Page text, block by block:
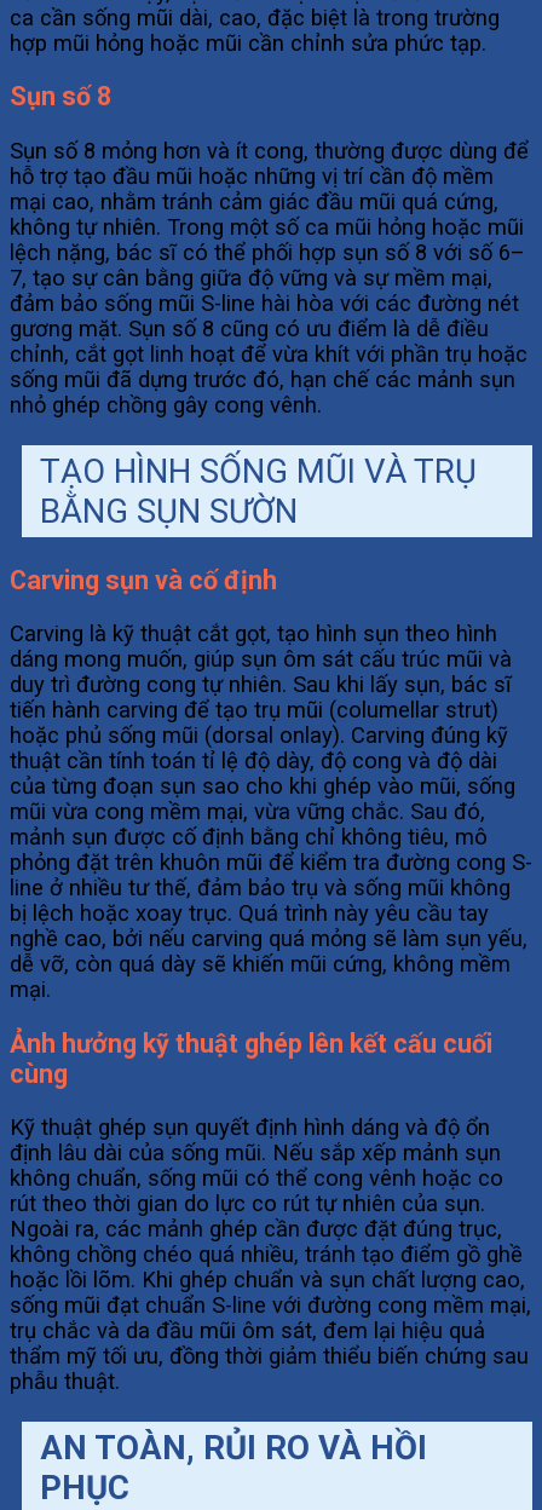
ca cần sống mũi dài, cao, đặc biệt là trong trường
hợp mũi hỏng hoặc mũi cần chỉnh sửa phức tạp.
Sụn số 8
Sụn số 8 mỏng hơn và ít cong, thường được dùng để
hỗ trợ tạo đầu mũi hoặc những vị trí cần độ mềm
mại cao, nhằm tránh cảm giác đầu mũi quá cứng,
không tự nhiên. Trong một số ca mũi hỏng hoặc mũi
lệch nặng, bác sĩ có thể phối hợp sụn số 8 với số 6–
7, tạo sự cân bằng giữa độ vững và sự mềm mại,
đảm bảo sống mũi S-line hài hòa với các đường nét
gương mặt. Sụn số 8 cũng có ưu điểm là dễ điều
chỉnh, cắt gọt linh hoạt để vừa khít với phần trụ hoặc
sống mũi đã dựng trước đó, hạn chế các mảnh sụn
nhỏ ghép chồng gây cong vênh.
TẠO HÌNH SỐNG MŨI VÀ TRỤ
BẰNG SỤN SƯỜN
Carving sụn và cố định
Carving là kỹ thuật cắt gọt, tạo hình sụn theo hình
dáng mong muốn, giúp sụn ôm sát cấu trúc mũi và
duy trì đường cong tự nhiên. Sau khi lấy sụn, bác sĩ
tiến hành carving để tạo trụ mũi (columellar strut)
hoặc phủ sống mũi (dorsal onlay). Carving đúng kỹ
thuật cần tính toán tỉ lệ độ dày, độ cong và độ dài
của từng đoạn sụn sao cho khi ghép vào mũi, sống
mũi vừa cong mềm mại, vừa vững chắc. Sau đó,
mảnh sụn được cố định bằng chỉ không tiêu, mô
phỏng đặt trên khuôn mũi để kiểm tra đường cong S-
line ở nhiều tư thế, đảm bảo trụ và sống mũi không
bị lệch hoặc xoay trục. Quá trình này yêu cầu tay
nghề cao, bởi nếu carving quá mỏng sẽ làm sụn yếu,
dễ vỡ, còn quá dày sẽ khiến mũi cứng, không mềm
mại.
Ảnh hưởng kỹ thuật ghép lên kết cấu cuối
cùng
Kỹ thuật ghép sụn quyết định hình dáng và độ ổn
định lâu dài của sống mũi. Nếu sắp xếp mảnh sụn
không chuẩn, sống mũi có thể cong vênh hoặc co
rút theo thời gian do lực co rút tự nhiên của sụn.
Ngoài ra, các mảnh ghép cần được đặt đúng trục,
không chồng chéo quá nhiều, tránh tạo điểm gồ ghề
hoặc lồi lõm. Khi ghép chuẩn và sụn chất lượng cao,
sống mũi đạt chuẩn S-line với đường cong mềm mại,
trụ chắc và da đầu mũi ôm sát, đem lại hiệu quả
thẩm mỹ tối ưu, đồng thời giảm thiểu biến chứng sau
phẫu thuật.
AN TOÀN, RỦI RO VÀ HỒI
PHỤC